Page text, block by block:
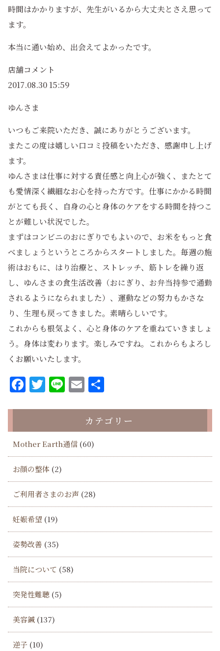
時間はかかりますが、先生がいるから大丈夫とさえ思って
ます。
本当に通い始め、出会えてよかったです。
店舗コメント
2017.08.30 15:59
ゆんさま
いつもご来院いただき、誠にありがとうございます。
またこの度は嬉しい口コミ投稿をいただき、感謝申し上げ
ます。
ゆんさまは仕事に対する責任感と向上心が強く、またとて
も愛情深く繊細なお心を持った方です。仕事にかかる時間
がとても長く、自身の心と身体のケアをする時間を持つこ
とが難しい状況でした。
まずはコンビニのおにぎりでもよいので、お米をもっと食
べましょうというところからスタートしました。毎週の施
術はおもに、はり治療と、ストレッチ、筋トレを繰り返
し、ゆんさまの食生活改善（おにぎり、お弁当持参で通勤
されるようになられました）、運動などの努力もかさな
り、生理も戻ってきました。素晴らしいです。
これからも根気よく、心と身体のケアを重ねていきましょ
う。身体は変わります。楽しみですね。これからもよろし
くお願いいたします。
Facebook
Twitter
LineEmail
カテゴリー
Mother Earth通信 (60)
お顔の整体 (2)
ご利用者さまのお声 (28)
妊娠希望 (19)
姿勢改善 (35)
当院について (58)
突発性難聴 (5)
美容鍼 (137)
逆子 (10)